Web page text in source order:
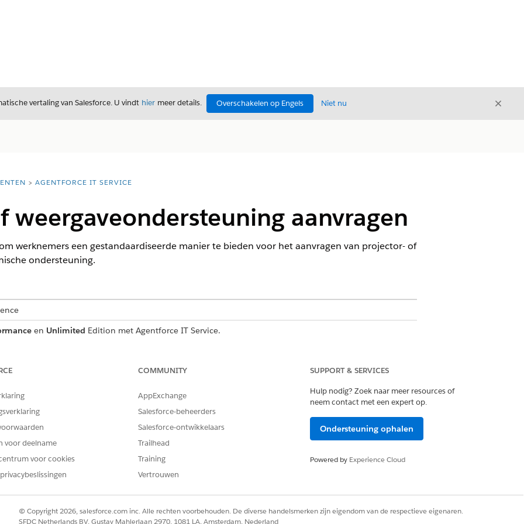
vertaling van Salesforce. U vindt hier meer details. Overschakelen op Engels Niet nu Sluiten
AGENTFORCE IT SERVICE
weergaveondersteuning aanvragen
werknemers een gestandaardiseerde manier te bieden voor het aanvragen van projector- of
ondersteuning.
en Unlimited Edition met Agentforce IT Service.
in de sjabloon.
legt deze gegevens van de medewerker vast:
datum en tijd voor de event.
waar de projector of beeldschermopstelling is vereist.
beschrijving van de technische ondersteuning die vereist is voor het event.
verzoek om handmatige levering naar het IT-team. U kunt een stroom samenstellen in Flow
voor deelname
voor cookies
COMMUNITY
AppExchange
Salesforce-beheerders
Salesforce-ontwikkelaars
Trailhead
Training
Vertrouwen
SUPPORT & SERVICES
Hulp nodig? Zoek naar meer resources of
neem contact met een expert op.
Ondersteuning ophalen
Powered by Experience Cloud
© Copyright 2026, salesforce.com inc. Alle rechten voorbehouden. De diverse handelsmerken zijn eigendom van de respectieve eigenaren.
SFDC Netherlands BV, Gustav Mahlerlaan 2970, 1081 LA, Amsterdam, Nederland